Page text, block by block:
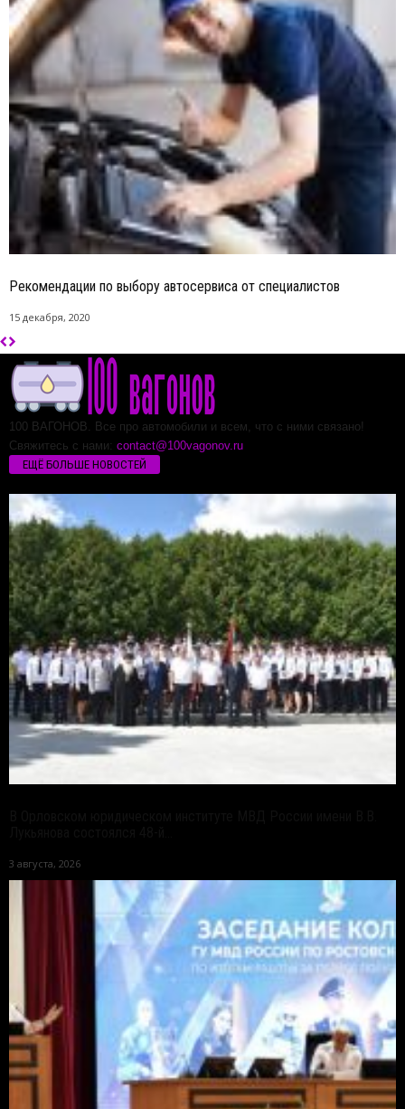
Рекомендации по выбору автосервиса от специалистов
15 декабря, 2020
100 ВАГОНОВ. Все про автомобили и всем, что с ними связано!
Свяжитесь с нами: contact@100vagonov.ru
ЕЩЁ БОЛЬШЕ НОВОСТЕЙ
3 августа, 2026